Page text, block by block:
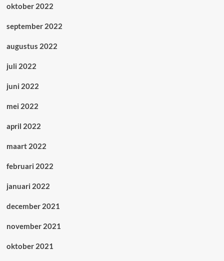
oktober 2022
september 2022
augustus 2022
juli 2022
juni 2022
mei 2022
april 2022
maart 2022
februari 2022
januari 2022
december 2021
november 2021
oktober 2021